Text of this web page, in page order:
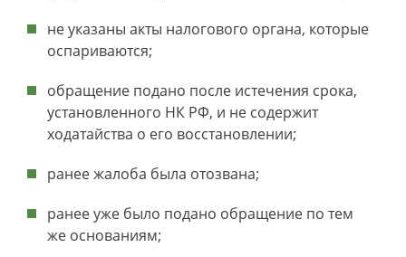
не указаны акты налогового органа, которые
оспариваются;
обращение подано после истечения срока,
установленного НК РФ, и не содержит
ходатайства о его восстановлении;
ранее жалоба была отозвана;
ранее уже было подано обращение по тем
же основаниям;